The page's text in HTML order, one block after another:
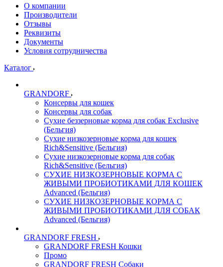
О компании
Производители
Отзывы
Реквизиты
Документы
Условия сотрудничества
Каталог
GRANDORF
Консервы для кошек
Консервы для собак
Сухие беззерновые корма для собак Exclusive
(Бельгия)
Сухие низкозерновые корма для кошек
Rich&Sensitive (Бельгия)
Сухие низкозерновые корма для собак
Rich&Sensitive (Бельгия)
СУХИЕ НИЗКОЗЕРНОВЫЕ КОРМА С
ЖИВЫМИ ПРОБИОТИКАМИ ДЛЯ КОШЕК
Advanced (Бельгия)
СУХИЕ НИЗКОЗЕРНОВЫЕ КОРМА С
ЖИВЫМИ ПРОБИОТИКАМИ ДЛЯ СОБАК
Advanced (Бельгия)
GRANDORF FRESH
GRANDORF FRESH Кошки
Промо
GRANDORF FRESH Собаки